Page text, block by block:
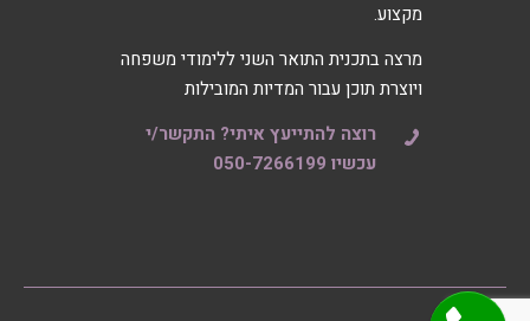
מקצוע.
מרצה בתכנית התואר השני ללימודי משפחה
ויוצרת תוכן עבור המדיות המובילות
רוצה להתייעץ איתי? התקשר/י
עכשיו 050-7266199